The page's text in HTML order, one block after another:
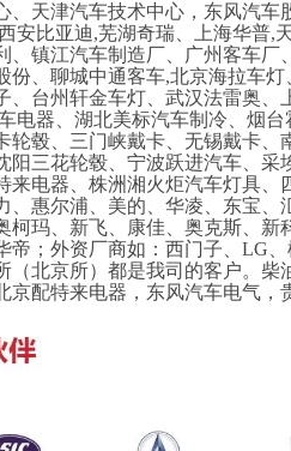
、天津汽车技术中心，东风汽
安比亚迪,芜湖奇瑞、上海华普,
、镇江汽车制造厂、广州客车
份、聊城中通客车,北京海拉车
、台州轩金车灯、武汉法雷奥
电器、湖北美标汽车制冷、烟
轮毂、三门峡戴卡、无锡戴卡
阳三花轮毂、宁波跃进汽车、
来电器、株洲湘火炬汽车灯具
、惠尔浦、美的、华凌、东宝
柯玛、新飞、康佳、奥克斯、
帝；外资厂商如：西门子、LG
（北京所）都是我司的客户。
京配特来电器，东风汽车电气，